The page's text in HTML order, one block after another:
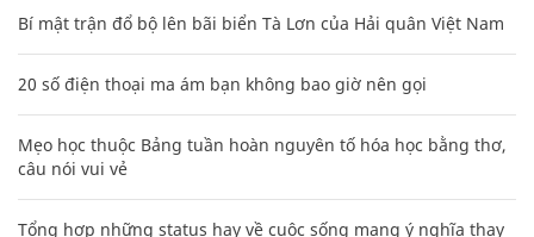
Bí mật trận đổ bộ lên bãi biển Tà Lơn của Hải quân Việt Nam
20 số điện thoại ma ám bạn không bao giờ nên gọi
Mẹo học thuộc Bảng tuần hoàn nguyên tố hóa học bằng thơ,
câu nói vui vẻ
Tổng hợp những status hay về cuộc sống mang ý nghĩa thay